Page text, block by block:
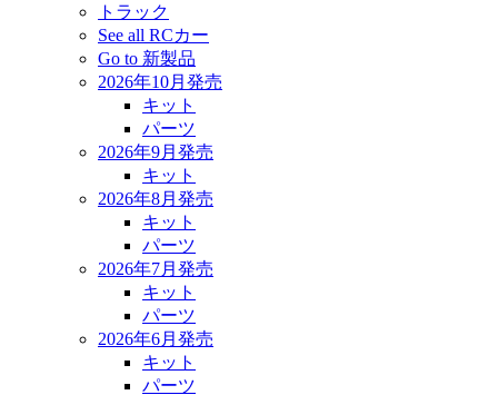
トラック
See all RCカー
Go to 新製品
2026年10月発売
キット
パーツ
2026年9月発売
キット
2026年8月発売
キット
パーツ
2026年7月発売
キット
パーツ
2026年6月発売
キット
パーツ